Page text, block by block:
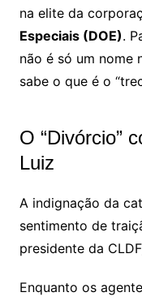
na elite da
Especiais (DOE).
não é só um nome
sabe o que é o
O “Divórcio”
Luiz
A indignação da
sentimento de
presidente da
Enquanto os